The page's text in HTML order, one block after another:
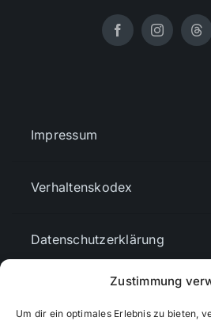
Zustimmung
Um dir ein optimales Erlebnis zu bieten,
Impressum
Verhaltenskodex
Datenschutzerklärung